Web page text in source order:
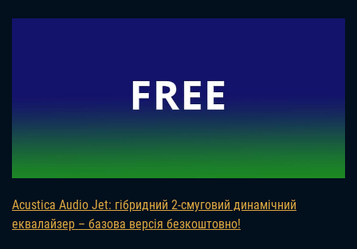
Acustica Audio Jet: гібридний 2-смуговий динамічний
еквалайзер – базова версія безкоштовно!